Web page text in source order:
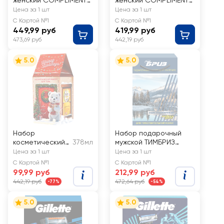
Delicious Beauty
Shake Апельсиновый
фреш Гель для душа,
250мл+мочалка
Цена за 1 шт
С Картой №1
449,99 руб
473,69 руб
Sweet delight №1360
Гель для душа,
250мл+мочалка
Цена за 1 шт
С Картой №1
419,99 руб
442,19 руб
5.0
Набор
косметический
ФИТОКОСМЕТИК
N122 Happy
Holiday Beauty
Desserts Суфле,
бомбочка для
ванны
378мл
Цена за 1 шт
С Картой №1
99,99 руб
442,19 руб -77%
5.0
Набор подарочный
мужской ТИМБРИЗ
Настроение
Цена за 1 шт
С Картой №1
212,99 руб
472,64 руб -54%
5.0 5.0